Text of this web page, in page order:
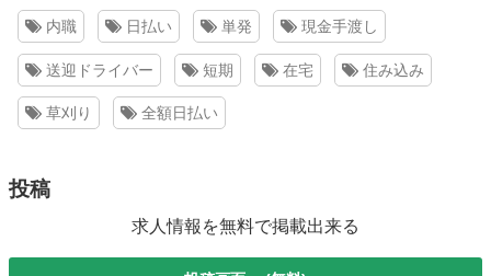
内職 日払い 単発 現金手渡し
送迎ドライバー 短期 在宅 住み込み
草刈り 全額日払い
投稿
求人情報を無料で掲載出来る